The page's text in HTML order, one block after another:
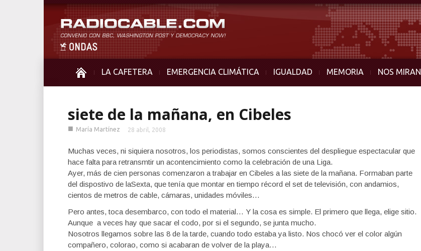
LA CAFETERA EMERGENCIA CLIMÁTICA IGUALDAD MEMORIA NOS MIRAN
siete de la mañana, en Cibeles
■ María Martínez 28 abril, 2008
Muchas veces, ni siquiera nosotros, los periodistas, somos conscientes del despliegue espectacular que
hace falta para retransmtir un acontencimiento como la celebración de una Liga.
Ayer, más de cien personas comenzaron a trabajar en Cibeles a las siete de la mañana. Formaban parte
del dispostivo de laSexta, que tenía que montar en tiempo récord el set de televisión, con andamios,
cientos de metros de cable, cámaras, unidades móviles…
Pero antes, toca desembarco, con todo el material… Y la cosa es simple. El primero que llega, elige sitio.
Aunque a veces hay que sacar el codo, por si el segundo, se junta mucho.
Nosotros llegamos sobre las 8 de la tarde, cuando todo estaba ya listo. Nos chocó ver el color algún
compañero, colorao, como si acabaran de volver de la playa…